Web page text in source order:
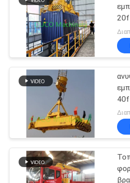
ΈΛΕΓΧΟΣ
ΠΟΙΌΤΗΤΑΣ
ΕΙΔΉΣΕΙΣ
CONTACT
SITEMAP
ΠΟΛΙΤΙΚΉ
Κάδος
Clamshell
Υδραυλικός
αρπαγών